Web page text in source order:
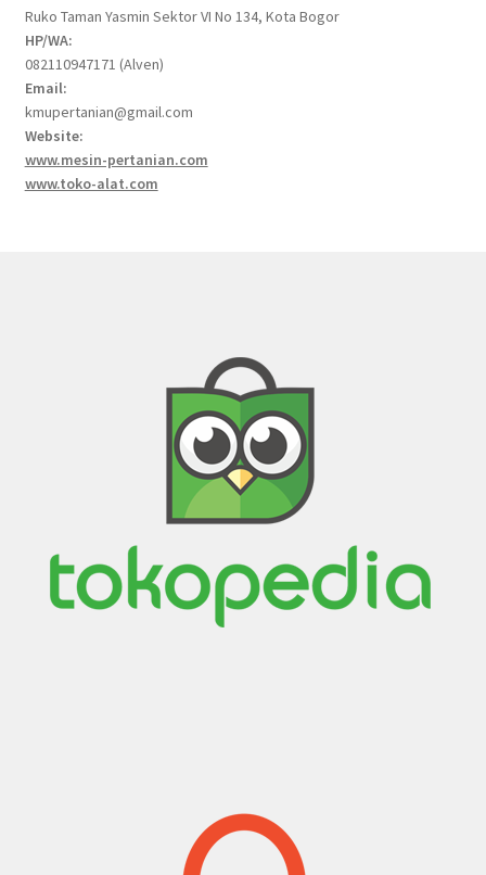
Ruko Taman Yasmin Sektor VI No 134, Kota Bogor
HP/WA:
082110947171 (Alven)
Email:
kmupertanian@gmail.com
Website:
www.mesin-pertanian.com
www.toko-alat.com